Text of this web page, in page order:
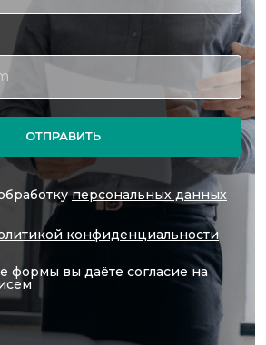
ОТПРАВИТЬ
персональных данных
конфиденциальности
формы вы даёте согласие на